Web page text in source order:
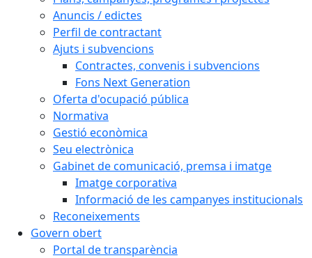
Anuncis / edictes
Perfil de contractant
Ajuts i subvencions
Contractes, convenis i subvencions
Fons Next Generation
Oferta d'ocupació pública
Normativa
Gestió econòmica
Seu electrònica
Gabinet de comunicació, premsa i imatge
Imatge corporativa
Informació de les campanyes institucionals
Reconeixements
Govern obert
Portal de transparència